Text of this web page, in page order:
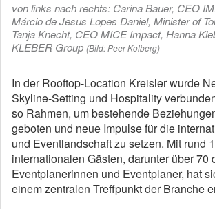
von links nach rechts: Carina Bauer, CEO
Márcio de Jesus Lopes Daniel, Minister of
Tanja Knecht, CEO MICE Impact, Hanna
KLEBER Group (Bild: Peer Kolberg)
In der Rooftop-Location Kreisler wurde
Skyline-Setting und Hospitality
so Rahmen, um bestehende
geboten und neue Impulse für die
und Eventlandschaft zu setzen. Mit rund
internationalen Gästen, darunter über 70
Eventplanerinnen und Eventplaner, hat
einem zentralen Treffpunkt der Branche